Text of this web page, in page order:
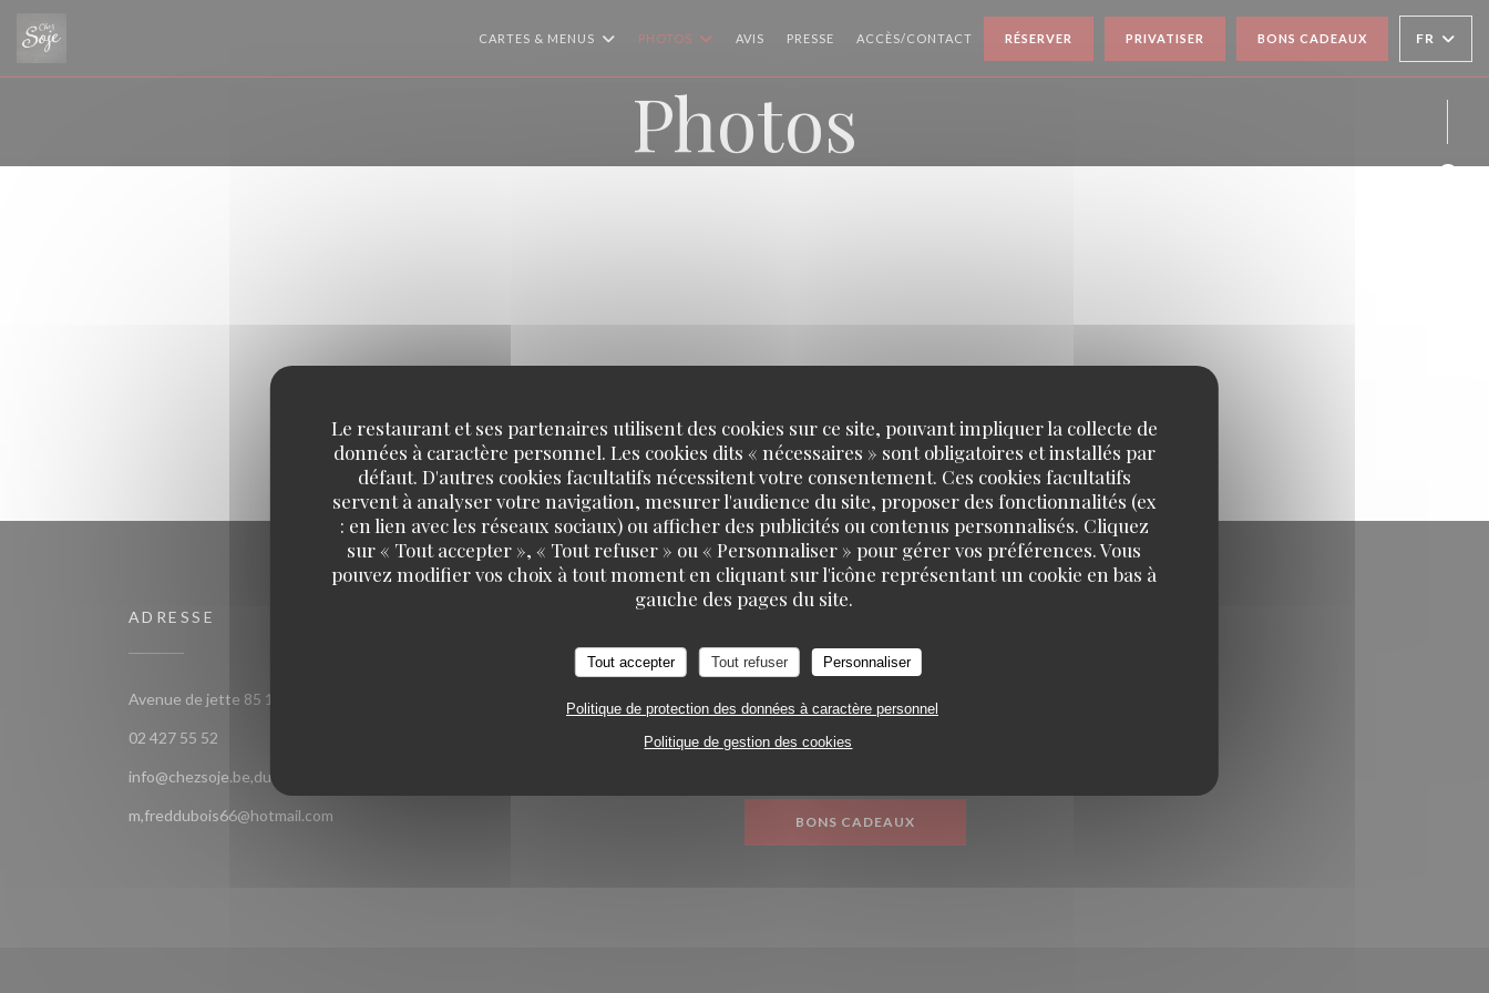
Le restaurant et ses partenaires utilisent des cookies sur ce site, pouvant impliquer la collecte de
données à caractère personnel. Les cookies dits « nécessaires » sont obligatoires et installés par
défaut. D'autres cookies facultatifs nécessitent votre consentement. Ces cookies facultatifs
servent à analyser votre navigation, mesurer l'audience du site, proposer des fonctionnalités (ex
: en lien avec les réseaux sociaux) ou afficher des publicités ou contenus personnalisés. Cliquez
sur « Tout accepter », « Tout refuser » ou « Personnaliser » pour gérer vos préférences. Vous
pouvez modifier vos choix à tout moment en cliquant sur l'icône représentant un cookie en bas à
gauche des pages du site.
Tout accepter Tout refuser Personnaliser
Politique de protection des données à caractère personnel
Politique de gestion des cookies
CARTES & MENUS PHOTOS AVIS PRESSE ACCÈS/CONTACT RÉSERVER PRIVATISER BONS CADEAUX FR
Photos
ADRESSE
Avenue de jette 85 1090 Jette Bruxelles
02 427 55 52
info@chezsoje.be,dubmichel@hotmail.co
m,freddubois66@hotmail.com
Facebook ((ouvre une nouvelle fenêtre))
Instagram ((ouvre une nouvelle fenêtre))
RÉSERVER
BONS CADEAUX